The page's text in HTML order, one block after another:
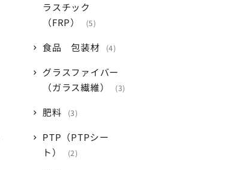
ラスチック
（FRP）
5
食品 包装材 4
グラスファイバー
（ガラス繊維）
3
肥料 3
PTP（PTPシー
ト）
2